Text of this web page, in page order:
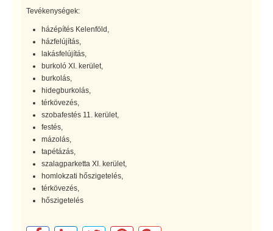
Tevékenységek:
házépítés Kelenföld,
házfelújítás,
lakásfelújítás,
burkoló XI. kerület,
burkolás,
hidegburkolás,
térkövezés,
szobafestés 11. kerület,
festés,
mázolás,
tapétázás,
szalagparketta XI. kerület,
homlokzati hőszigetelés,
térkövezés,
hőszigetelés